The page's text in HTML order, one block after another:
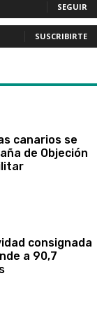
SEGUIR
SUSCRIBIRTE
canarios se
de Objeción
consignada
a 90,7